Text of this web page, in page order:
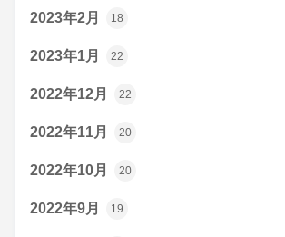
2023年2月 18
2023年1月 22
2022年12月 22
2022年11月 20
2022年10月 20
2022年9月 19